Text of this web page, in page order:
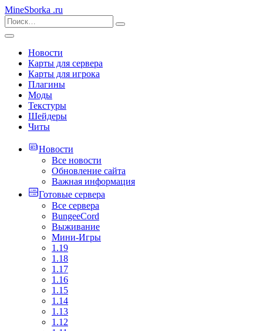
MineSborka .ru
Новости
Карты для сервера
Карты для игрока
Плагины
Моды
Текстуры
Шейдеры
Читы
Новости
Все новости
Обновление сайта
Важная информация
Готовые сервера
Все сервера
BungeeCord
Выживание
Мини-Игры
1.19
1.18
1.17
1.16
1.15
1.14
1.13
1.12